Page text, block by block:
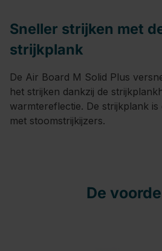
Sneller strijken met
strijkplank
De Air Board M Solid Plus
het strijken dankzij de
warmtereflectie. De strijkplank
met stoomstrijkijzers.
De